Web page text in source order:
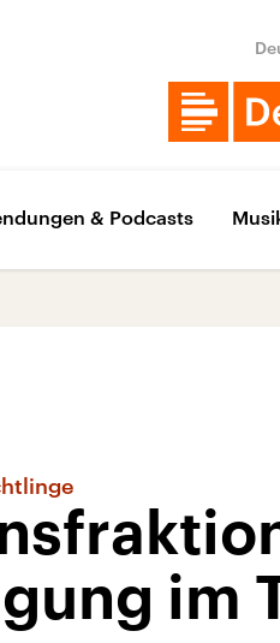
& Podcasts
im